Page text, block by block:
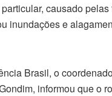
causado
inundações e
Brasil, o
informou que o